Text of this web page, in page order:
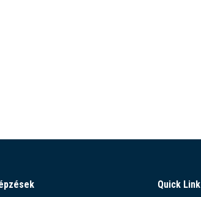
Quick Link